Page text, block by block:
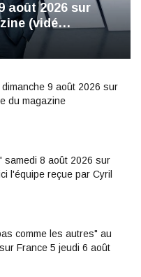
août 2026 sur
(vidé…
9 août 2026 sur
du magazine
samedi 8 août 2026 sur
l'équipe reçue par Cyril
comme les autres" au
France 5 jeudi 6 août